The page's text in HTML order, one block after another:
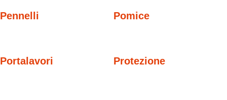
Pennelli Pomice
Portalavori Protezione